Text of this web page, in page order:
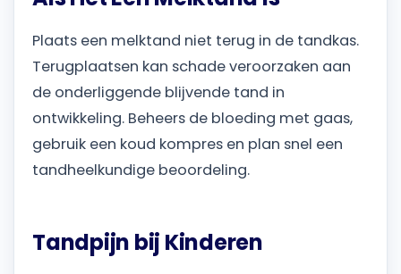
Plaats een melktand niet terug in de tandkas.
Terugplaatsen kan schade veroorzaken aan
de onderliggende blijvende tand in
ontwikkeling. Beheers de bloeding met gaas,
gebruik een koud kompres en plan snel een
tandheelkundige beoordeling.
Tandpijn bij Kinderen